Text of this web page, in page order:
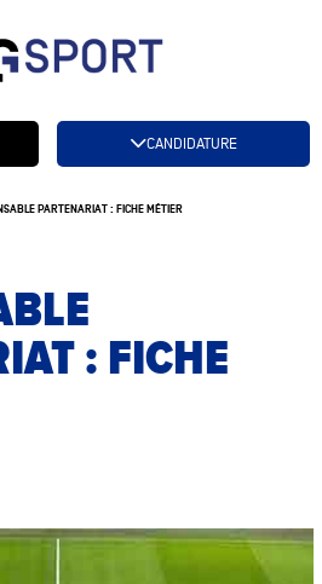
PARTENARIAT : FICHE MÉTIER
: FICHE
CANDIDATURE